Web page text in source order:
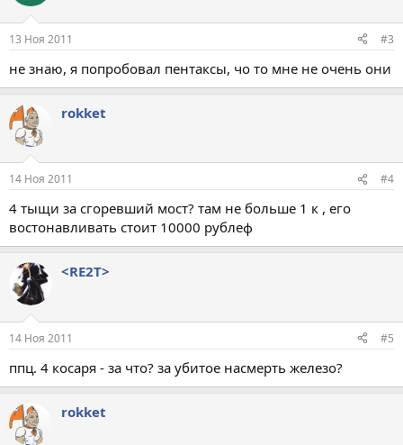
13 Ноя 2011 #3
не знаю, я попробовал пентаксы, чо то мне не очень они
rokket
14 Ноя 2011 #4
4 тыщи за сгоревший мост? там не больше 1 к , его
востонавливать стоит 10000 рублеф
<RE2T>
14 Ноя 2011 #5
ппц. 4 косаря - за что? за убитое насмерть железо?
rokket